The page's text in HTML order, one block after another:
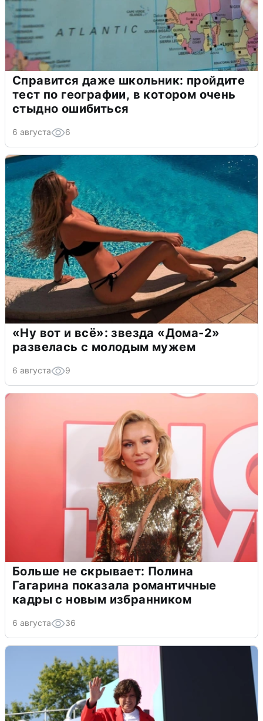
Справится даже школьник: пройдите
тест по географии, в котором очень
стыдно ошибиться
6 августа 6
«Ну вот и всё»: звезда «Дома-2»
развелась с молодым мужем
6 августа 9
Больше не скрывает: Полина
Гагарина показала романтичные
кадры с новым избранником
6 августа 36